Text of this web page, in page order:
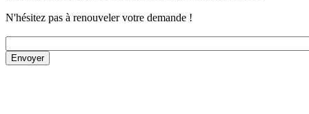
N'hésitez pas à renouveler votre demande !